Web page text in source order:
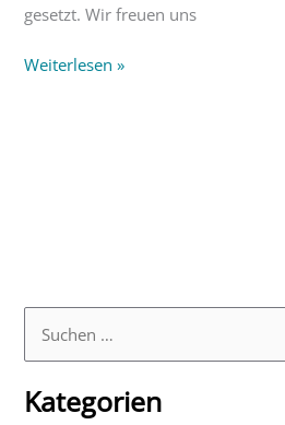
gesetzt. Wir freuen uns
Weiterlesen »
u
c
Kategorien